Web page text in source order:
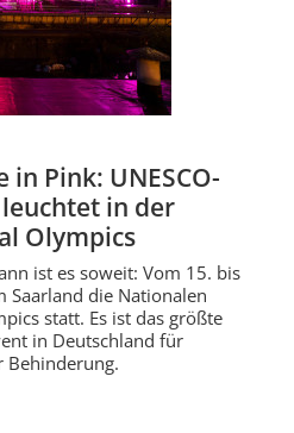
Pink: UNESCO-
in der
Olympics
ist es soweit: Vom 15. bis
Saarland die Nationalen
statt. Es ist das größte
in Deutschland für
Behinderung.